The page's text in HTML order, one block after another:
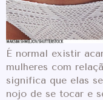
É normal existir
mulheres com
significa que elas
nojo de se tocar e